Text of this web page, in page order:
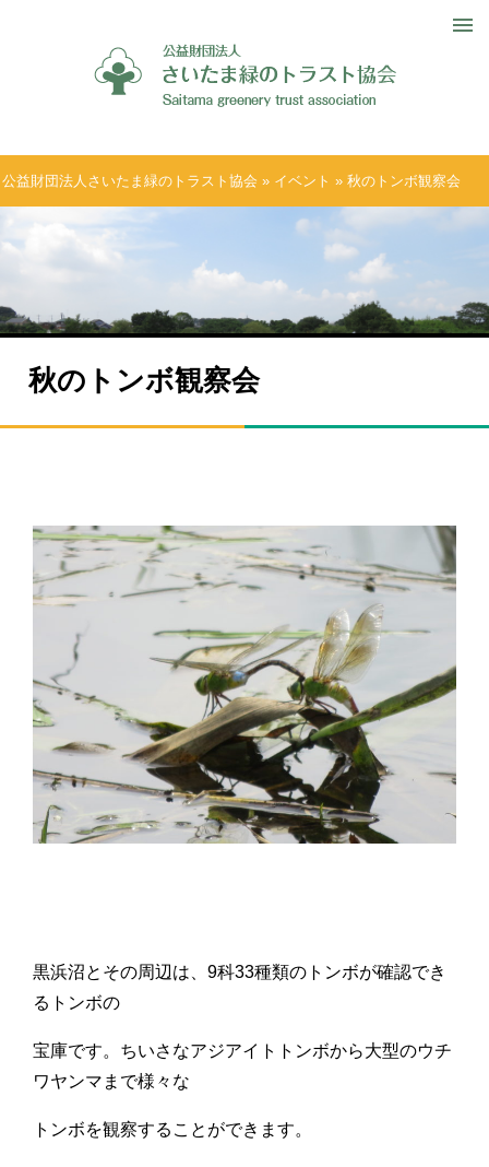
公益財団法人さいたま緑のトラスト協会 » イベント » 秋のトンボ観察会
秋のトンボ観察会
黒浜沼とその周辺は、9科33種類のトンボが確認でき
るトンボの
宝庫です。ちいさなアジアイトトンボから大型のウチ
ワヤンマまで様々な
トンボを観察することができます。